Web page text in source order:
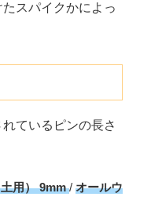
スパイクかによっ
ているピンの長さ
用） 9mm/ オールウ